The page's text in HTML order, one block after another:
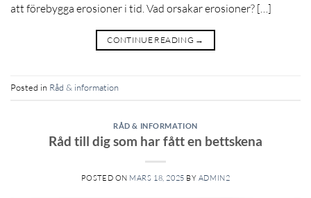
att förebygga erosioner i tid. Vad orsakar erosioner? […]
CONTINUE READING →
Posted in Råd & information
RÅD & INFORMATION
Råd till dig som har fått en bettskena
POSTED ON MARS 18, 2025 BY ADMIN2